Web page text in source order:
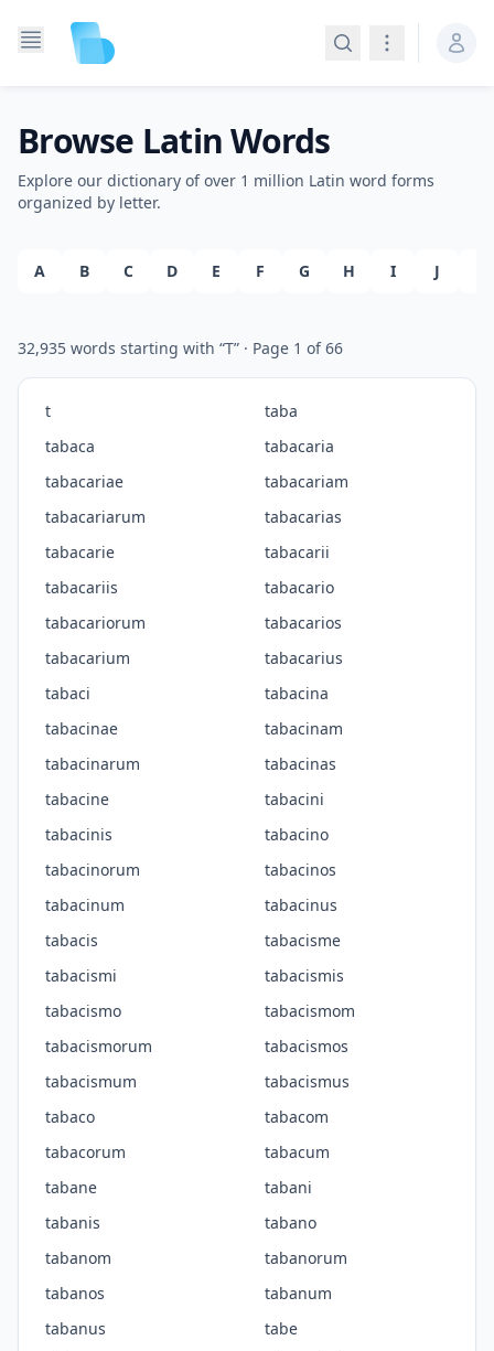
SearchNavigation
Browse Latin Words
Explore our dictionary of over 1 million Latin word forms
organized by letter.
A B C D E F G H I J
32,935 words starting with “T” · Page 1 of66
t
taba
tabaca
tabacaria
tabacariae
tabacariam
tabacariarum
tabacarias
tabacarie
tabacarii
tabacariis
tabacario
tabacariorum
tabacarios
tabacarium
tabacarius
tabaci
tabacina
tabacinae
tabacinam
tabacinarum
tabacinas
tabacine
tabacini
tabacinis
tabacino
tabacinorum
tabacinos
tabacinum
tabacinus
tabacis
tabacisme
tabacismi
tabacismis
tabacismo
tabacismom
tabacismorum
tabacismos
tabacismum
tabacismus
tabaco
tabacom
tabacorum
tabacum
tabane
tabani
tabanis
tabano
tabanom
tabanorum
tabanos
tabanum
tabanus
tabe